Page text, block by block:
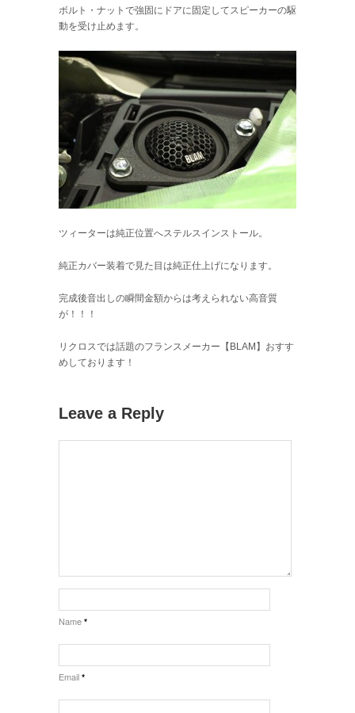
ボルト・ナットで強固にドアに固定してスピーカーの駆
動を受け止めます。
ツィーターは純正位置へステルスインストール。
純正カバー装着で見た目は純正仕上げになります。
完成後音出しの瞬間金額からは考えられない高音質
が！！！
リクロスでは話題のフランスメーカー【BLAM】おすす
めしております！
Leave a Reply
Name *
Email *